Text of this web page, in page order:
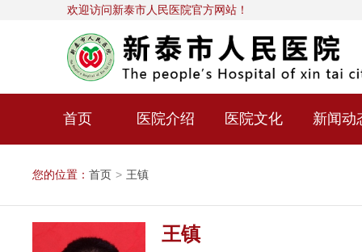
欢迎访问新泰市人民医院官方网站！
首页 医院介绍 医院文化 新闻动
您的位置： 首页 > 王镇
王镇